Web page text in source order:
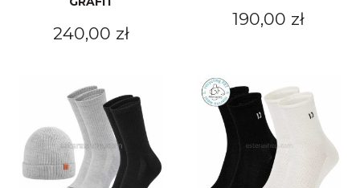
240,00 zł
190,00 zł